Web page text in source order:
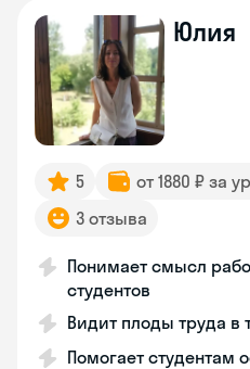
Юлия
5 от 1880 ₽ за
3 отзыва
Понимает смысл
студентов
Видит плоды труда в
Помогает студентам